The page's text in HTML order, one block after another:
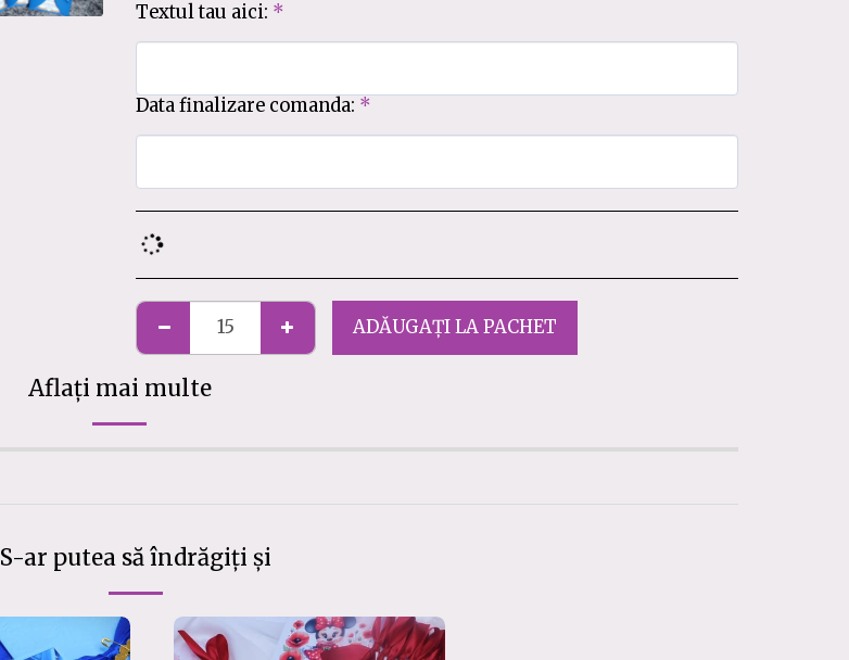
Textul tau aici: *
Data finalizare comanda: *
ADĂUGAȚI LA PACHET
Aflați mai multe
S-ar putea să îndrăgiți și